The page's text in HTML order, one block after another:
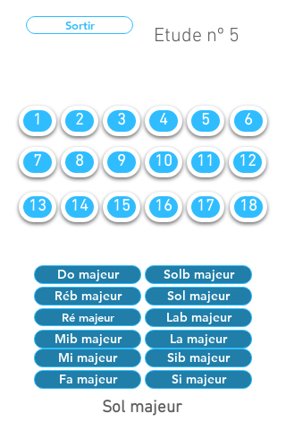
Sortir Etude nº 5
1 2 3 4 5 6
7 8 9 10 11 12
13 14 15 16 17 18
Do majeur
Solb majeur
Réb majeur
Sol majeur
Ré majeur
Lab majeur
Mib majeur
Mi majeur
La majeur
Sib majeur
Fa majeur
Si majeur
Sol majeur